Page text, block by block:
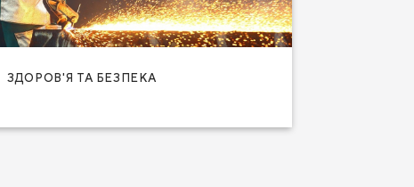
ЗДОРОВ'Я ТА БЕЗПЕКА